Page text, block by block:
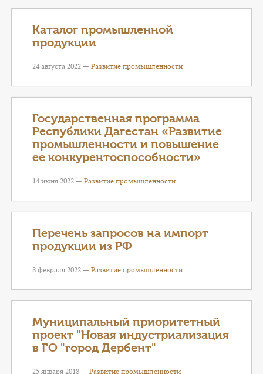
Каталог промышленной
продукции
24 августа 2022 — Развитие промышленности
Государственная программа
Республики Дагестан «Развитие
промышленности и повышение
ее конкурентоспособности»
14 июня 2022 — Развитие промышленности
Перечень запросов на импорт
продукции из РФ
8 февраля 2022 — Развитие промышленности
Муниципальный приоритетный
проект "Новая индустриализация
в ГО "город Дербент"
25 января 2018 — Развитие промышленности